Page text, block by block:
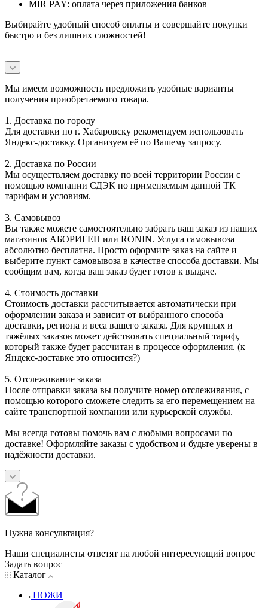
MIR PAY: оплата через приложения банков
Выбирайте удобный способ оплаты и совершайте покупки
быстро и без лишних сложностей!
Мы имеем возможность предложить удобные варианты
получения приобретаемого товара.
1. Доставка по городу
Для доставки по г. Хабаровску рекомендуем использовать
Яндекс-доставку. Организуем её по Вашему запросу.
2. Доставка по России
Мы осуществляем доставку по всей территории России с
помощью компании СДЭК по применяемым данной ТК
тарифам и условиям.
3. Самовывоз
Вы также можете самостоятельно забрать ваш заказ из наших
магазинов АБОРИГЕН или RONIN. Услуга самовывоза
абсолютно бесплатна. Просто оформите заказ на сайте и
выберите пункт самовывоза в качестве способа доставки. Мы
сообщим вам, когда ваш заказ будет готов к выдаче.
4. Стоимость доставки
Стоимость доставки рассчитывается автоматически при
оформлении заказа и зависит от выбранного способа
доставки, региона и веса вашего заказа. Для крупных и
тяжёлых заказов может действовать специальный тариф,
который также будет рассчитан в процессе оформления. (к
Яндекс-доставке это относится?)
5. Отслеживание заказа
После отправки заказа вы получите номер отслеживания, с
помощью которого сможете следить за его перемещением на
сайте транспортной компании или курьерской службы.
Мы всегда готовы помочь вам с любыми вопросами по
доставке! Оформляйте заказы с удобством и будьте уверены в
надёжности доставки.
Нужна консультация?
Наши специалисты ответят на любой интересующий вопрос
Задать вопрос
Каталог
НОЖИ